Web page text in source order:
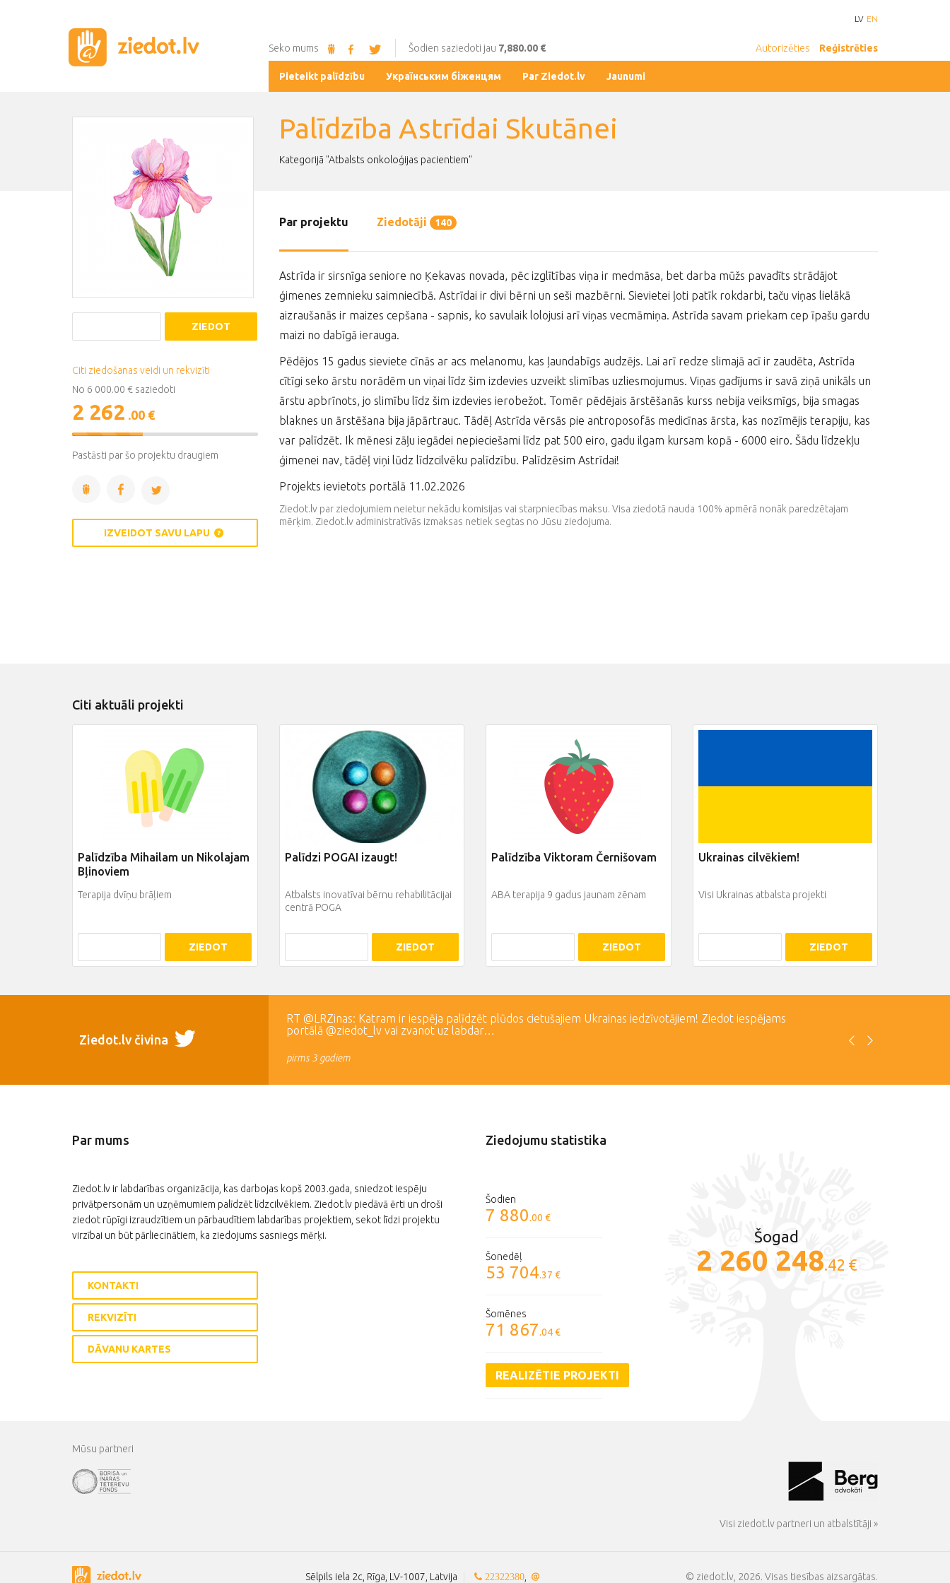
LV EN
Seko mums Šodien saziedoti jau 7,880.00 € Autorizēties Reģistrēties
Pieteikt palīdzību Українським біженцям Par Ziedot.lv Jaunumi
Palīdzība Astrīdai Skutānei
Kategorijā "Atbalsts onkoloģijas pacientiem"
ZIEDOT
Citi ziedošanas veidi un rekvizīti
No 6 000.00 € saziedoti
2 262 .00 €
38%
Complete
Pastāsti par šo projektu draugiem
IZVEIDOT SAVU LAPU
Par projektu Ziedotāji 140
Astrīda ir sirsnīga seniore no Ķekavas novada, pēc izglītības viņa ir medmāsa, bet darba mūžs pavadīts strādājot
ģimenes zemnieku saimniecībā. Astrīdai ir divi bērni un seši mazbērni. Sievietei ļoti patīk rokdarbi, taču viņas lielākā
aizraušanās ir maizes cepšana - sapnis, ko savulaik lolojusi arī viņas vecmāmiņa. Astrīda savam priekam cep īpašu gardu
maizi no dabīgā ierauga.
Pēdējos 15 gadus sieviete cīnās ar acs melanomu, kas ļaundabīgs audzējs. Lai arī redze slimajā acī ir zaudēta, Astrīda
cītīgi seko ārstu norādēm un viņai līdz šim izdevies uzveikt slimības uzliesmojumus. Viņas gadījums ir savā ziņā unikāls un
ārstu apbrīnots, jo slimību līdz šim izdevies ierobežot. Tomēr pēdējais ārstēšanās kurss nebija veiksmīgs, bija smagas
blaknes un ārstēšana bija jāpārtrauc. Tādēļ Astrīda vērsās pie antroposofās medicīnas ārsta, kas nozīmējis terapiju, kas
var palīdzēt. Ik mēnesi zāļu iegādei nepieciešami līdz pat 500 eiro, gadu ilgam kursam kopā - 6000 eiro. Šādu līdzekļu
ģimenei nav, tādēļ viņi lūdz līdzcilvēku palīdzību. Palīdzēsim Astrīdai!
Projekts ievietots portālā 11.02.2026
Ziedot.lv par ziedojumiem neietur nekādu komisijas vai starpniecības maksu. Visa ziedotā nauda 100% apmērā nonāk paredzētajam
mērķim. Ziedot.lv administratīvās izmaksas netiek segtas no Jūsu ziedojuma.
Citi aktuāli projekti
Palīdzība Mihailam un Nikolajam
Bļinoviem
Terapija dvīņu brāļiem
ZIEDOT
Palīdzi POGAI izaugt!
Atbalsts inovatīvai bērnu rehabilitācijai
centrā POGA
ZIEDOT
Palīdzība Viktoram Černišovam
ABA terapija 9 gadus jaunam zēnam
ZIEDOT
Ukrainas cilvēkiem!
Visi Ukrainas atbalsta projekti
ZIEDOT
Ziedot.lv čivina
RT @LRZinas: Katram ir iespēja palīdzēt plūdos cietušajiem Ukrainas iedzīvotājiem! Ziedot iespējams
portālā @ziedot_lv vai zvanot uz labdar…
pirms 3 gadiem
Par mums
Ziedot.lv ir labdarības organizācija, kas darbojas kopš 2003.gada, sniedzot iespēju
privātpersonām un uzņēmumiem palīdzēt līdzcilvēkiem. Ziedot.lv piedāvā ērti un droši
ziedot rūpīgi izraudzītiem un pārbaudītiem labdarības projektiem, sekot līdzi projektu
virzībai un būt pārliecinātiem, ka ziedojums sasniegs mērķi.
KONTAKTI
REKVIZĪTI
DĀVANU KARTES
Ziedojumu statistika
Šodien
7 880.00 €
Šonedēļ
53 704.37 €
Šomēnes
71 867.04 €
REALIZĒTIE PROJEKTI
Šogad
2 260 248.42 €
Mūsu partneri
Visi ziedot.lv partneri un atbalstītāji »
Sēlpils iela 2c, Rīga, LV-1007, Latvija 22322380 © ziedot.lv, 2026. Visas tiesības aizsargātas.